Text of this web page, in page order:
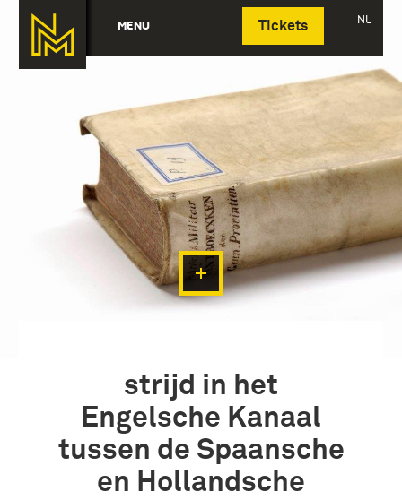
MENU Tickets NL
Deutsch
strijd in het
Engelsche Kanaal
tussen de Spaansche
en Hollandsche